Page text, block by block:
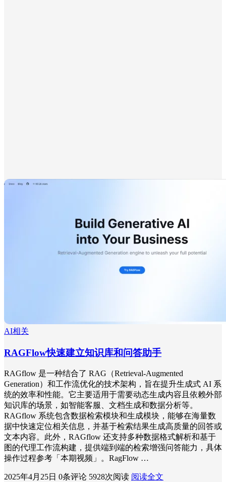
AI相关
RAGFlow快速建立知识库和问答助手
RAGflow 是一种结合了 RAG（Retrieval-Augmented
Generation）和工作流优化的技术架构，旨在提升生成式 AI 系
统的效率和性能。它主要适用于需要动态生成内容且依赖外部
知识库的场景，如智能客服、文档生成和数据分析等。
RAGflow 系统包含数据检索模块和生成模块，能够在海量数
据中快速定位相关信息，并基于检索结果生成高质量的回答或
文本内容。此外，RAGflow 还支持多种数据格式解析和基于
图的代理工作流构建，提供端到端的检索增强问答能力，具体
操作过程参考「本期视频」。RagFlow …
2025年4月25日 0条评论 5928次阅读 阅读全文